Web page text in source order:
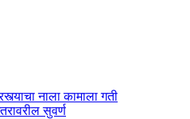
नाला कामाला गती
सुवर्ण